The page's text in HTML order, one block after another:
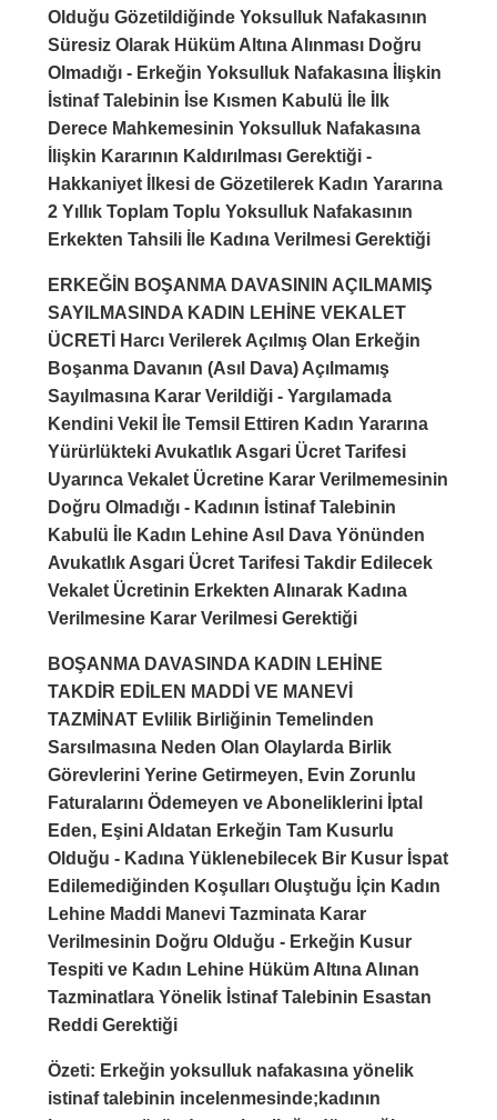
Olduğu Gözetildiğinde Yoksulluk Nafakasının
Süresiz Olarak Hüküm Altına Alınması Doğru
Olmadığı - Erkeğin Yoksulluk Nafakasına İlişkin
İstinaf Talebinin İse Kısmen Kabulü İle İlk
Derece Mahkemesinin Yoksulluk Nafakasına
İlişkin Kararının Kaldırılması Gerektiği -
Hakkaniyet İlkesi de Gözetilerek Kadın Yararına
2 Yıllık Toplam Toplu Yoksulluk Nafakasının
Erkekten Tahsili İle Kadına Verilmesi Gerektiği
ERKEĞİN BOŞANMA DAVASININ AÇILMAMIŞ
SAYILMASINDA KADIN LEHİNE VEKALET
ÜCRETİ Harcı Verilerek Açılmış Olan Erkeğin
Boşanma Davanın (Asıl Dava) Açılmamış
Sayılmasına Karar Verildiği - Yargılamada
Kendini Vekil İle Temsil Ettiren Kadın Yararına
Yürürlükteki Avukatlık Asgari Ücret Tarifesi
Uyarınca Vekalet Ücretine Karar Verilmemesinin
Doğru Olmadığı - Kadının İstinaf Talebinin
Kabulü İle Kadın Lehine Asıl Dava Yönünden
Avukatlık Asgari Ücret Tarifesi Takdir Edilecek
Vekalet Ücretinin Erkekten Alınarak Kadına
Verilmesine Karar Verilmesi Gerektiği
BOŞANMA DAVASINDA KADIN LEHİNE
TAKDİR EDİLEN MADDİ VE MANEVİ
TAZMİNAT Evlilik Birliğinin Temelinden
Sarsılmasına Neden Olan Olaylarda Birlik
Görevlerini Yerine Getirmeyen, Evin Zorunlu
Faturalarını Ödemeyen ve Aboneliklerini İptal
Eden, Eşini Aldatan Erkeğin Tam Kusurlu
Olduğu - Kadına Yüklenebilecek Bir Kusur İspat
Edilemediğinden Koşulları Oluştuğu İçin Kadın
Lehine Maddi Manevi Tazminata Karar
Verilmesinin Doğru Olduğu - Erkeğin Kusur
Tespiti ve Kadın Lehine Hüküm Altına Alınan
Tazminatlara Yönelik İstinaf Talebinin Esastan
Reddi Gerektiği
Özeti: Erkeğin yoksulluk nafakasına yönelik
istinaf talebinin incelenmesinde;kadının